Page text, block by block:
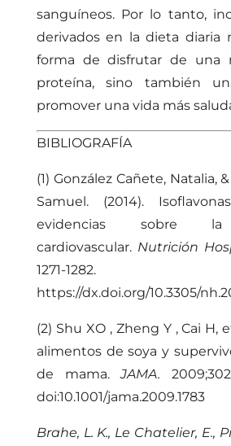
sanguíneos. Por lo tanto,
derivados en la dieta diaria
forma de disfrutar de una
proteína, sino también
promover una vida más
BIBLIOGRAFÍA
(1) González Cañete, Natalia,
Samuel. (2014).
evidencias sobre la
cardiovascular. Nutrición
1271-1282.
https://dx.doi.org/10.3305/
(2) Shu XO , Zheng Y , Cai H,
alimentos de soya y
de mama.JAMA.
doi:10.1001/jama.2009.1783
Brahe, L. K., Le Chatelier, E.,